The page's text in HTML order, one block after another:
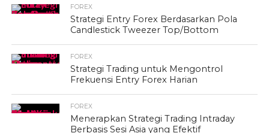
FOREX
Strategi Entry Forex Berdasarkan Pola
Candlestick Tweezer Top/Bottom
FOREX
Strategi Trading untuk Mengontrol
Frekuensi Entry Forex Harian
FOREX
Menerapkan Strategi Trading Intraday
Berbasis Sesi Asia yang Efektif